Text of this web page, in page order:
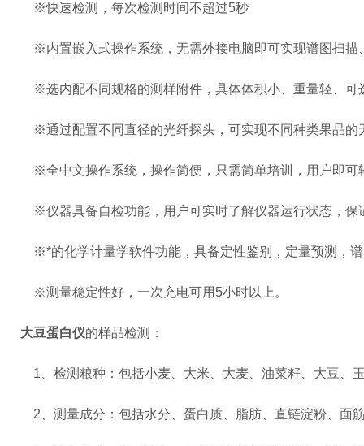
※快速检测，每次检测时间不超过5秒
※内置嵌入式操作系统，无需外接电脑即可实现谱图扫
※选内配不同规格的测样附件，具体体积小、重量轻、
※通过配置不同直径的光纤探头，可实现不同种类果品
※全中文操作系统，操作简便，只需简单培训，用户即
※仪器具备自检功能，用户可实时了解仪器运行状态，保
※*的化学计量学软件功能，具备定性鉴别，定量预测，
※测量稳定性好，一次充电可用5小时以上。
大豆蛋白仪的样品检测：
1、检测粮种：包括小麦、大米、大麦、油菜籽、大豆、
2、测量成分：包括水分、蛋白质、脂肪、直链淀粉、面